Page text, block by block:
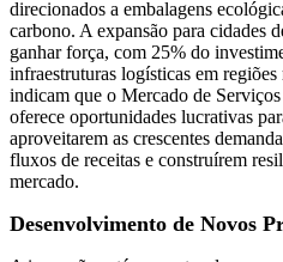
direcionados a embalagens
carbono. A expansão para cidades
ganhar força, com 25% do
infraestruturas logísticas em
indicam que o Mercado de
oferece oportunidades lucrativas
aproveitarem as crescentes
fluxos de receitas e construírem
mercado.
Desenvolvimento de Novos